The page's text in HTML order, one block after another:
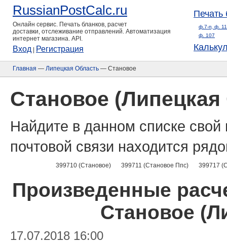
RussianPostCalc.ru
Онлайн сервис. Печать бланков, расчет
доставки, отслеживание отправлений. Автоматизация
интернет магазина. API.
Вход Регистрация
Печать
ф.7-п, ф.
ф. 107
Главная — Липецкая Область — Становое
Становое
Найдите в данном списке
почтовой связи находится
399710 (Становое) 399711 (Становое Ппс) 399717
Произведенные
Становое
17.07.2018 16:00